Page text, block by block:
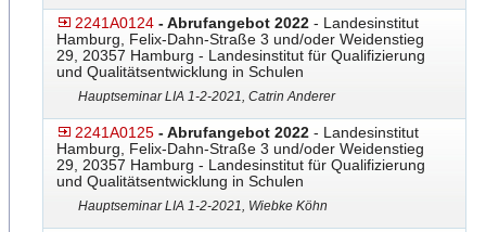
2241A0124 - Abrufangebot 2022 - Landesinstitut
Hamburg, Felix-Dahn-Straße 3 und/oder Weidenstieg
29, 20357 Hamburg - Landesinstitut für Qualifizierung
und Qualitätsentwicklung in Schulen
Hauptseminar LIA 1-2-2021, Catrin Anderer
2241A0125 - Abrufangebot 2022 - Landesinstitut
Hamburg, Felix-Dahn-Straße 3 und/oder Weidenstieg
29, 20357 Hamburg - Landesinstitut für Qualifizierung
und Qualitätsentwicklung in Schulen
Hauptseminar LIA 1-2-2021, Wiebke Köhn